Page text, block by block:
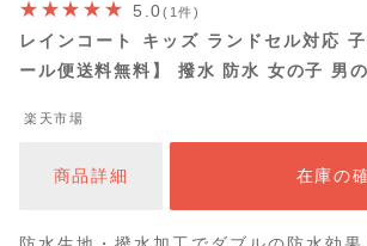
5.0(1件)
レインコート キッズ ランドセル対応
ール便送料無料】 撥水 防水 女の子 男
反射テープ ファスナー ジッパー
楽天市場
商品詳細 在庫の